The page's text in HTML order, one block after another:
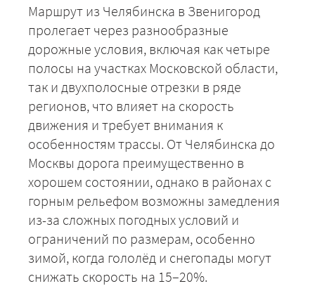
Маршрут из Челябинска в Звенигород
пролегает через разнообразные
дорожные условия, включая как четыре
полосы на участках Московской области,
так и двухполосные отрезки в ряде
регионов, что влияет на скорость
движения и требует внимания к
особенностям трассы. От Челябинска до
Москвы дорога преимущественно в
хорошем состоянии, однако в районах с
горным рельефом возможны замедления
из-за сложных погодных условий и
ограничений по размерам, особенно
зимой, когда гололёд и снегопады могут
снижать скорость на 15–20%.
+7 (499) 520-05-23